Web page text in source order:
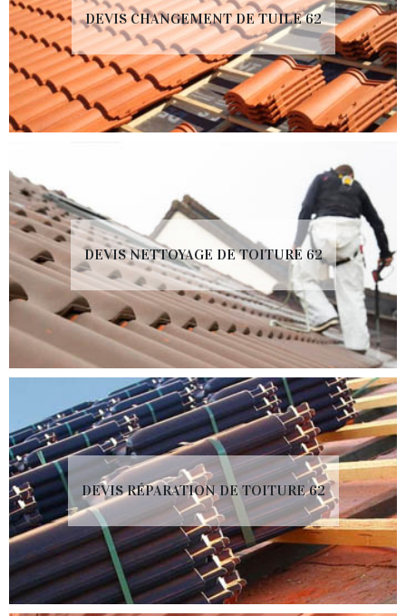
DEVIS CHANGEMENT DE TUILE 62
DEVIS NETTOYAGE DE TOITURE 62
DEVIS RÉPARATION DE TOITURE 62